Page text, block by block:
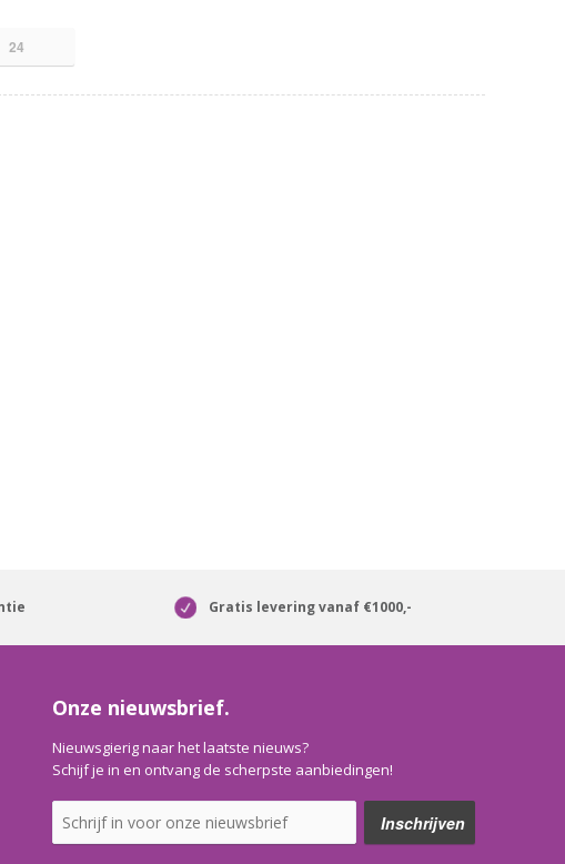
Gratis levering vanaf €1000,-
Onze nieuwsbrief.
Nieuwsgierig naar het laatste nieuws?
Schijf je in en ontvang de scherpste aanbiedingen!